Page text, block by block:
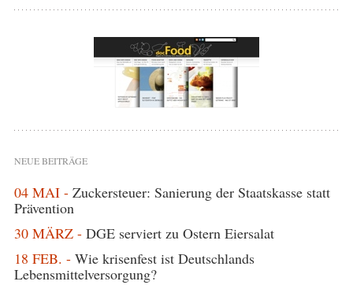
NEUE BEITRÄGE
04 MAI - Zuckersteuer: Sanierung der Staatskasse statt
Prävention
30 MÄRZ - DGE serviert zu Ostern Eiersalat
18 FEB. - Wie krisenfest ist Deutschlands
Lebensmittelversorgung?